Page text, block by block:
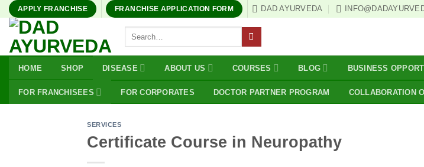
Skip
content
APPLY FRANCHISE FRANCHISE APPLICATION FORM DAD AYURVEDA
HOME SHOP DISEASE ABOUT US COURSES BLOG BUSINESS
FOR FRANCHISEES FOR CORPORATES DOCTOR PARTNER PROGRAM COLLABORATION
SERVICES
Certificate Course in Neuropathy